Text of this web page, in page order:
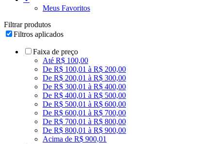
Meus Favoritos
Filtrar produtos
Filtros aplicados
Faixa de preço
Até R$ 100,00
De R$ 100,01 à R$ 200,00
De R$ 200,01 à R$ 300,00
De R$ 300,01 à R$ 400,00
De R$ 400,01 à R$ 500,00
De R$ 500,01 à R$ 600,00
De R$ 600,01 à R$ 700,00
De R$ 700,01 à R$ 800,00
De R$ 800,01 à R$ 900,00
Acima de R$ 900,01